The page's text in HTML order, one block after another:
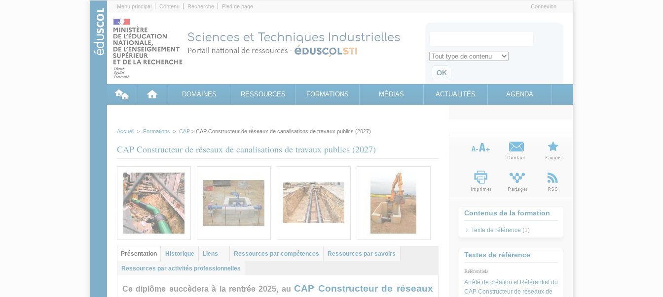
Menu principal Contenu Recherche Pied de page Connexion
Search for
Retrouvez toute l'information sur le site education.gouv.fr
DOMAINES RESSOURCES FORMATIONS MÉDIAS ACTUALITÉS AGENDA
Accueil > Formations > CAP > CAP Constructeur de réseaux de canalisations de travaux publics (2027)
CAP Constructeur de réseaux de canalisations de travaux publics (2027)
Groupe principal
Présentation
Historique Liens Ressources par compétences Ressources par savoirs
Ressources par activités professionnelles
Ce diplôme succèdera à la rentrée 2025, au CAP Constructeur de réseaux
Contenus de la formation
Texte de référence (1)
Textes de référence
Référentiels
Arrêté de création et Référentiel du
CAP Constructeur de réseaux de